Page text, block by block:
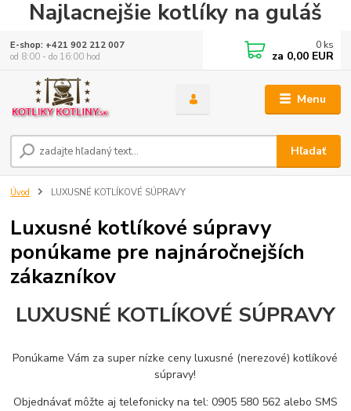
Najlacnejšie kotlíky na guláš
Menu
Hľadať
E-shop: +421 902 212 007
od 8:00 - do 16:00 hod
0 ks
za 0,00 EUR
Úvod LUXUSNÉ KOTLÍKOVÉ SÚPRAVY
Luxusné kotlíkové súpravy
ponúkame pre najnáročnejších
zákazníkov
LUXUSNÉ KOTLÍKOVÉ SÚPRAVY
Ponúkame Vám za super nízke ceny luxusné (nerezové) kotlíkové
súpravy!
Objednávať môžte aj telefonicky na tel: 0905 580 562 alebo SMS